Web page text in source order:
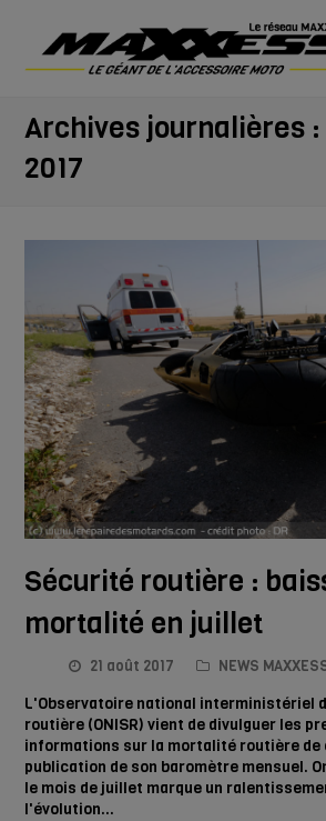
Archives journalières :
2017
Sécurité routière :
mortalité en juillet
21 août 2017 NEWS
L'Observatoire national interministériel
routière (ONISR) vient de divulguer les
informations sur la mortalité routière de
publication de son baromètre mensuel.
le mois de juillet marque un
l'évolution…